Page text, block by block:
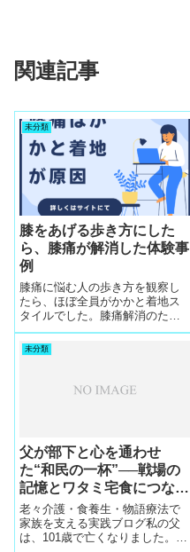
関連記事
未分類
膝をあげる歩き方にした
ら、膝痛が解消した体験事
例
膝痛に悩む人の歩き方を観察し
たら、ほぼ全員がかかと着地ス
タイルでした。膝痛解消のため
につま先着地を試して膝をあげ
る歩き方に変更したら、膝痛が
解消した体験事例続出
未分類
父が部下と心を通わせ
た“和民の一杯”──戦場の
記憶とワタミ宅食につなが
る家族の物語
老々介護・食養生・物語療法で
家族を支える実践ブログ私の父
は、101歳で亡くなりました。